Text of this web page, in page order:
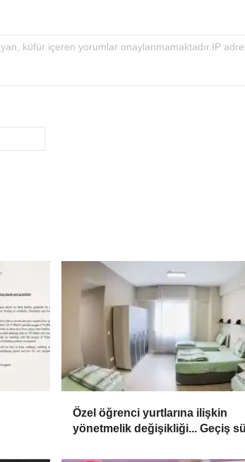
Özel öğrenci yurtlarına ilişkin
yönetmelik değişikliği... Geçiş